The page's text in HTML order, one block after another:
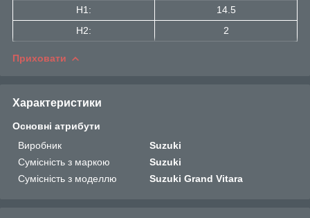
H1:
14.5
H2:
2
Приховати
Характеристики
Основні атрибути
Виробник
Suzuki
Сумісність з маркою
Suzuki
Сумісність з моделлю
Suzuki Grand Vitara